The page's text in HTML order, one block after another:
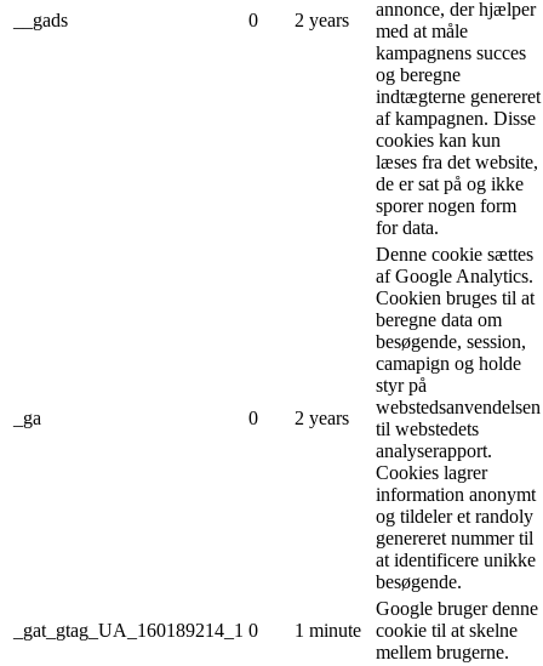
__gads 0 2 years
annonce, der hjælper
med at måle
kampagnens succes
og beregne
indtægterne genereret
af kampagnen. Disse
cookies kan kun
læses fra det website,
de er sat på og ikke
sporer nogen form
for data.
_ga 0 2 years
Denne cookie sættes
af Google Analytics.
Cookien bruges til at
beregne data om
besøgende, session,
camapign og holde
styr på
webstedsanvendelsen
til webstedets
analyserapport.
Cookies lagrer
information anonymt
og tildeler et randoly
genereret nummer til
at identificere unikke
besøgende.
_gat_gtag_UA_160189214_1 0 1 minute
Google bruger denne
cookie til at skelne
mellem brugerne.